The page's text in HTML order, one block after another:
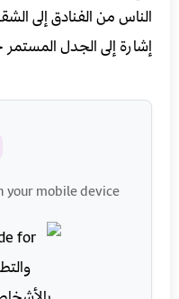
الناس من الفنادق إلى
إشارة إلى الجدل
your mobile device